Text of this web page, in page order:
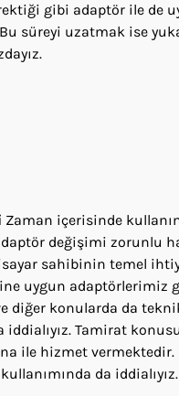
gibi adaptör ile de
süreyi uzatmak ise
Zaman içerisinde
değişimi zorunlu
sahibinin temel
uygun adaptörlerimiz
diğer konularda da
Tamirat
ile hizmet
da iddialıyız.